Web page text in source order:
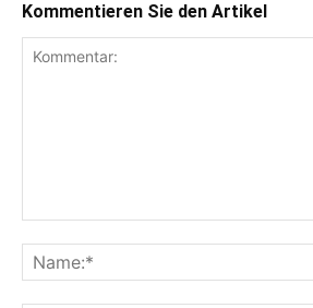
Kommentieren Sie den Artikel